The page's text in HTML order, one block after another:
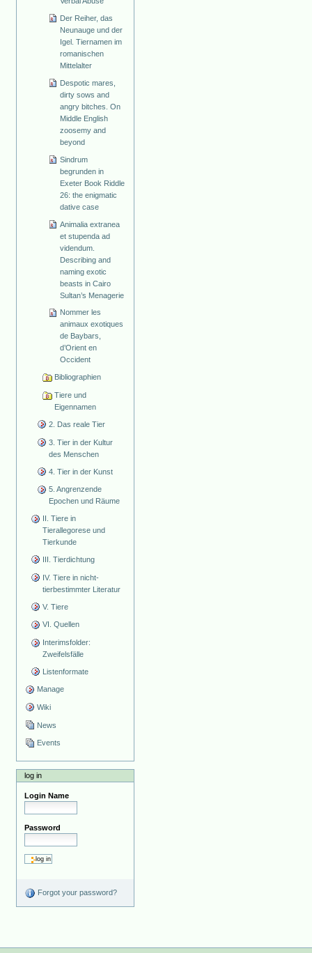
Der Reiher, das
Neunauge und der
Igel. Tiernamen im
romanischen
Mittelalter
Despotic mares,
dirty sows and
angry bitches. On
Middle English
zoosemy and
beyond
Sindrum
begrunden in
Exeter Book Riddle
26: the enigmatic
dative case
Animalia extranea
et stupenda ad
videndum.
Describing and
naming exotic
beasts in Cairo
Sultan’s Menagerie
Nommer les
animaux exotiques
de Baybars,
d’Orient en
Occident
Bibliographien
Tiere und
Eigennamen
2. Das reale Tier
3. Tier in der Kultur
des Menschen
4. Tier in der Kunst
5. Angrenzende
Epochen und Räume
II. Tiere in
Tierallegorese und
Tierkunde
III. Tierdichtung
IV. Tiere in nicht-
tierbestimmter Literatur
V. Tiere
VI. Quellen
Interimsfolder:
Zweifelsfälle
Listenformate
Manage
Wiki
News
Events
log in
Login Name
Password
Forgot your password?